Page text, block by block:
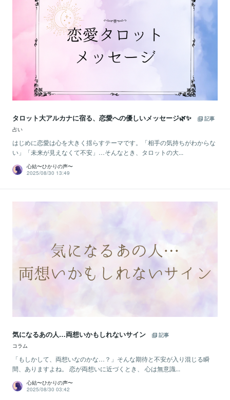
タロット大アルカナに宿る、恋愛への優しいメッセージ🌿✨
記事
占い
はじめに恋愛は心を大きく揺らすテーマです。「相手の気持ちがわからな
い」「未来が見えなくて不安」…そんなとき、タロットの大...
心結〜ひかりの声〜
2025/08/30 13:49
気になるあの人…両想いかもしれないサイン
記事
コラム
「もしかして、両想いなのかな…？」そんな期待と不安が入り混じる瞬
間、ありますよね。 恋が両想いに近づくとき、 心は無意識...
心結〜ひかりの声〜
2025/08/30 03:42